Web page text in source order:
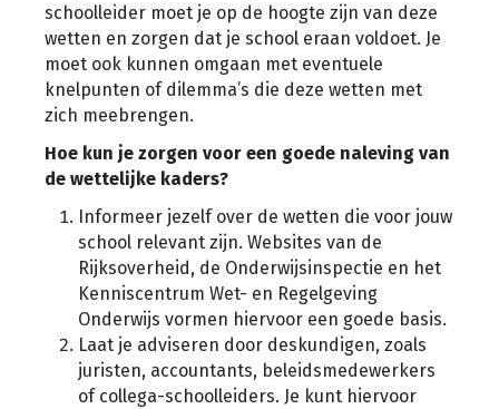
schoolleider moet je op de hoogte zijn van deze
wetten en zorgen dat je school eraan voldoet. Je
moet ook kunnen omgaan met eventuele
knelpunten of dilemma’s die deze wetten met
zich meebrengen.
Hoe kun je zorgen voor een goede naleving van
de wettelijke kaders?
Informeer jezelf over de wetten die voor jouw
school relevant zijn. Websites van de
Rijksoverheid, de Onderwijsinspectie en het
Kenniscentrum Wet- en Regelgeving
Onderwijs vormen hiervoor een goede basis.
Laat je adviseren door deskundigen, zoals
juristen, accountants, beleidsmedewerkers
of collega-schoolleiders. Je kunt hiervoor